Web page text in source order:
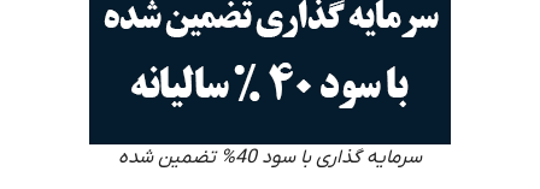
سرمایه گذاری با سود 40% تضمین شده